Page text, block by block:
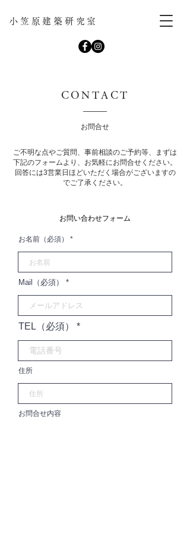
小笠原建築研究室
ご不明な点やご質問、事前相談のご予約等、まずは
下記のフォームより、お気軽にお問合せください。
回答には3営業日ほどいただく場合がございますの
でご了承ください。
お問い合わせフォーム
お名前（必須）
Mail（必須）
TEL（必須）
住所
お問合せ内容
CONTACT
お問合せ